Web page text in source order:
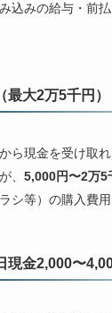
込みの給与・前
最大2万5千円）
ら現金を受け取
、 5,000円〜2万5
シ等）の購入費用
現金2,000〜